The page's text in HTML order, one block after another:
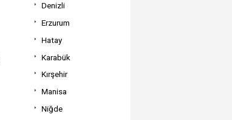
Denizli
Erzurum
Hatay
Karabük
Kırşehir
Manisa
Niğde